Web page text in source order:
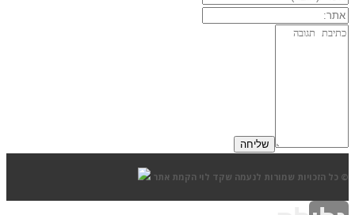
© כל הזכויות שמורות לנעמה שקד לוי הקמת אתר